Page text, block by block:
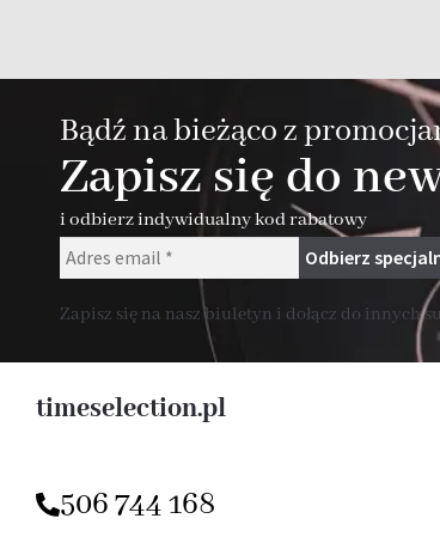
Bądź na bieżąco z
Zapisz się do
i odbierz indywidualny kod rabatowy
Zapisz się na nasz biuletyn i dołącz do innych
timeselection.pl
506 744 168